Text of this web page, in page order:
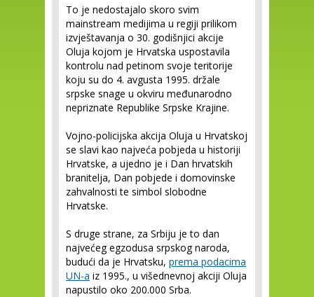
To je nedostajalo skoro svim
mainstream medijima u regiji prilikom
izvještavanja o 30. godišnjici akcije
Oluja kojom je Hrvatska uspostavila
kontrolu nad petinom svoje teritorije
koju su do 4. avgusta 1995. držale
srpske snage u okviru međunarodno
nepriznate Republike Srpske Krajine.
Vojno-policijska akcija Oluja u Hrvatskoj
se slavi kao najveća pobjeda u historiji
Hrvatske, a ujedno je i Dan hrvatskih
branitelja, Dan pobjede i domovinske
zahvalnosti te simbol slobodne
Hrvatske.
S druge strane, za Srbiju je to dan
najvećeg egzodusa srpskog naroda,
budući da je Hrvatsku, prema podacima
UN-a iz 1995., u višednevnoj akciji Oluja
napustilo oko 200.000 Srba.